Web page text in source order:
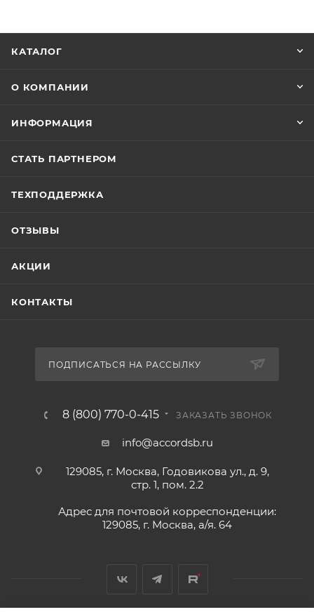
КАТАЛОГ
О КОМПАНИИ
ИНФОРМАЦИЯ
СТАТЬ ПАРТНЕРОМ
ТЕХПОДДЕРЖКА
ОТЗЫВЫ
АКЦИИ
КОНТАКТЫ
ПОДПИСАТЬСЯ НА РАССЫЛКУ
8 (800) 770-0-415 ЗАКАЗАТЬ ЗВОНОК
info@accordsb.ru
129085, г. Москва, Годовикова ул., д. 9,
стр. 1, пом. 2.2
Адрес для почтовой корреспонденции:
129085, г. Москва, а/я. 64